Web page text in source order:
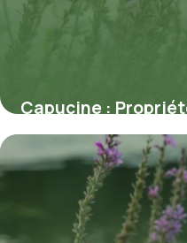
Capucine :
Bienfaits
7 juillet 2026